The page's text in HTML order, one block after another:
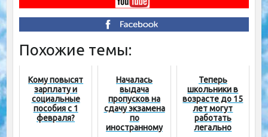
Похожие темы:
Кому повысят
зарплату и
социальные
пособия с 1
февраля?
Началась
выдача
пропусков на
сдачу экзамена
по
иностранному
Теперь
школьники в
возрасте до 15
лет могут
работать
легально